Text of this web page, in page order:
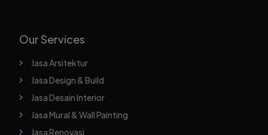
Our Services
Jasa Arsitektur
Jasa Design & Build
Jasa Desain Interior
Jasa Mural & Wall Painting
Jasa Renovasi